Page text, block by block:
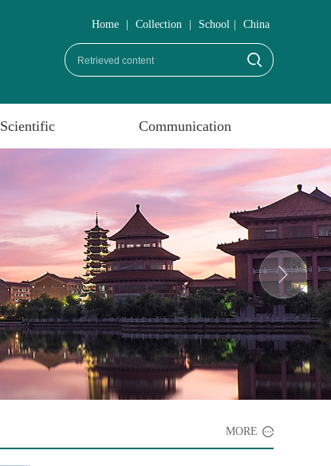
Home Collection School China
Scientific Communication
MORE